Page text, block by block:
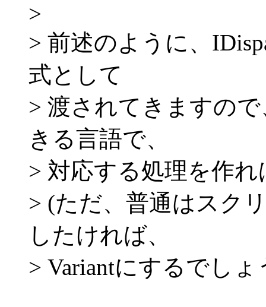
>
> 前述のように、
式として
> 渡されてきますの
きる言語で、
> 対応する処理を作
> (ただ、普通はスク
したければ、
> Variantにするでしょ